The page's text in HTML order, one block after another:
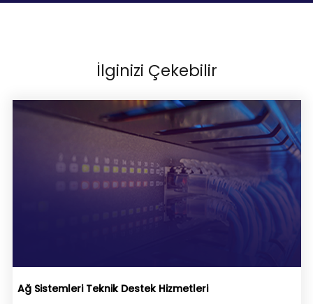
İlginizi Çekebilir
Ağ Sistemleri Teknik Destek Hizmetleri